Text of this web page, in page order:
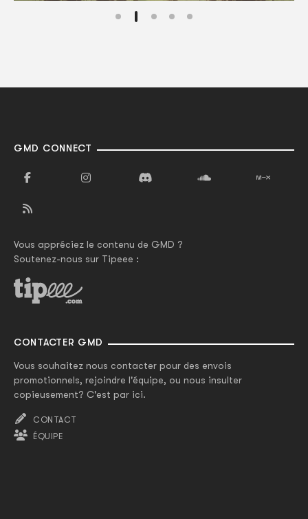
GMD CONNECT
Vous appréciez le contenu de GMD ?
Soutenez-nous sur Tipeee :
CONTACTER GMD
Vous souhaitez nous contacter pour des envois
promotionnels, rejoindre l'équipe, ou nous insulter
copieusement? C'est par ici.
CONTACT
ÉQUIPE